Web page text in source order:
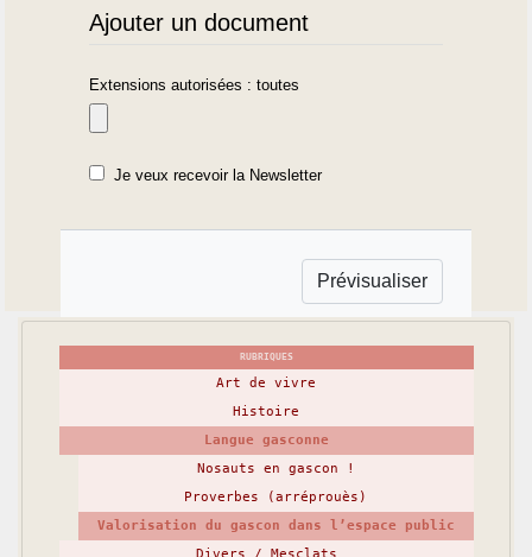
Ajouter un document
Extensions autorisées : toutes
Je veux recevoir la Newsletter
RUBRIQUES
Art de vivre
Histoire
Langue gasconne
Nosauts en gascon !
Proverbes (arréprouès)
Valorisation du gascon dans l’espace public
Divers / Mesclats